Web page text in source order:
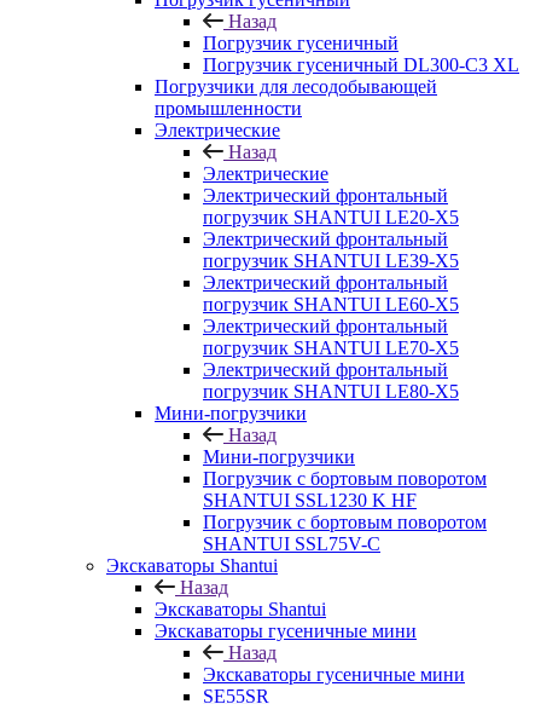
Назад
Погрузчик гусеничный
Погрузчик гусеничный DL300-C3 XL
Погрузчики для лесодобывающей
промышленности
Электрические
Назад
Электрические
Электрический фронтальный
погрузчик SHANTUI LE20-X5
Электрический фронтальный
погрузчик SHANTUI LE39-X5
Электрический фронтальный
погрузчик SHANTUI LE60-X5
Электрический фронтальный
погрузчик SHANTUI LE70-X5
Электрический фронтальный
погрузчик SHANTUI LE80-X5
Мини-погрузчики
Назад
Мини-погрузчики
Погрузчик с бортовым поворотом
SHANTUI SSL1230 K HF
Погрузчик с бортовым поворотом
SHANTUI SSL75V-C
Экскаваторы Shantui
Назад
Экскаваторы Shantui
Экскаваторы гусеничные мини
Назад
Экскаваторы гусеничные мини
SE55SR